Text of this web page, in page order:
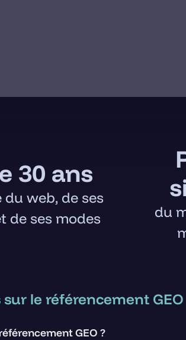
30 ans
du web, de ses
de ses modes
du
le référencement GEO
GEO ?